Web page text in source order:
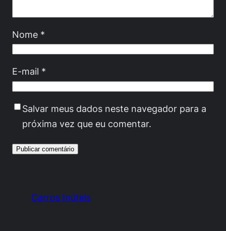
Nome *
E-mail *
Salvar meus dados neste navegador para a
próxima vez que eu comentar.
Carros Inúteis